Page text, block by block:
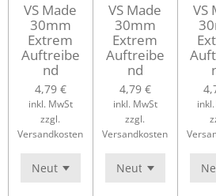
VS Made
30mm
Extrem
Auftreibe
nd
4,79 €
inkl. MwSt
zzgl.
Versandkosten
VS Made
30mm
Extrem
Auftreibe
nd
4,79 €
inkl. MwSt
zzgl.
Versandkosten
VS